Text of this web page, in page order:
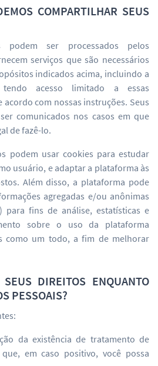
COMPARTILHAR SEUS
podem ser processados pelos
serviços que são necessários
indicados acima, incluindo a
tendo acesso limitado a essas
com nossas instruções. Seus
comunicados nos casos em que
de fazê-lo.
podem usar cookies para estudar
usuário, e adaptar a plataforma às
Além disso, a plataforma pode
agregadas e/ou anônimas
para fins de análise, estatísticas e
sobre o uso da plataforma
como um todo, a fim de melhorar
DIREITOS ENQUANTO
PESSOAIS?
da existência de tratamento de
em caso positivo, você possa